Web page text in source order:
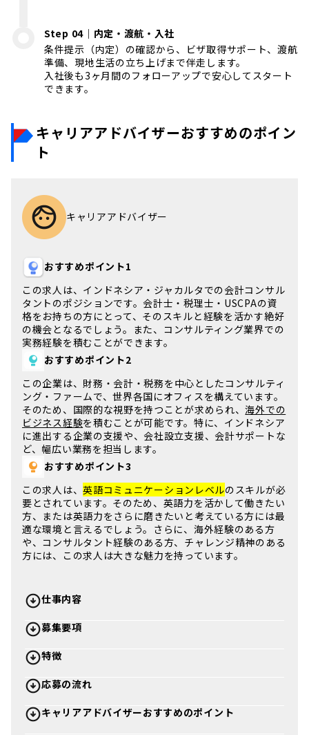
Step 04｜内定・渡航・入社
条件提示（内定）の確認から、ビザ取得サポート、渡航
準備、現地生活の立ち上げまで伴走します。
入社後も3ヶ月間のフォローアップで安心してスタート
できます。
キャリアアドバイザーおすすめのポイン
ト
キャリアアドバイザー
おすすめポイント1
この求人は、 インドネシア・ジャカルタ での会計コンサル
タントのポジションです。会計士・税理士・USCPAの資
格をお持ちの方にとって、そのスキルと経験を活かす絶好
の機会となるでしょう。また、 コンサルティング業界での
実務経験を積むことができます。
おすすめポイント2
この企業は、 財務・会計・税務を中心としたコンサルティ
ング・ファームで、世界各国にオフィスを構えています。
そのため、国際的な視野を持つことが求められ、海外での
ビジネス経験を積むことが可能です。特に、インドネシア
に進出する企業の支援や、会社設立支援、会計サポートな
ど、幅広い業務を担当します。
おすすめポイント3
この求人は、英語コミュニケーションレベルのスキルが必
要とされています。そのため、英語力を活かして働きたい
方、または英語力をさらに磨きたいと考えている方には最
適な環境と言えるでしょう。さらに、海外経験のある方
や、コンサルタント経験のある方、チャレンジ精神のある
方には、この求人は大きな魅力を持っています。
仕事内容
募集要項
特徴
応募の流れ
キャリアアドバイザーおすすめのポイント